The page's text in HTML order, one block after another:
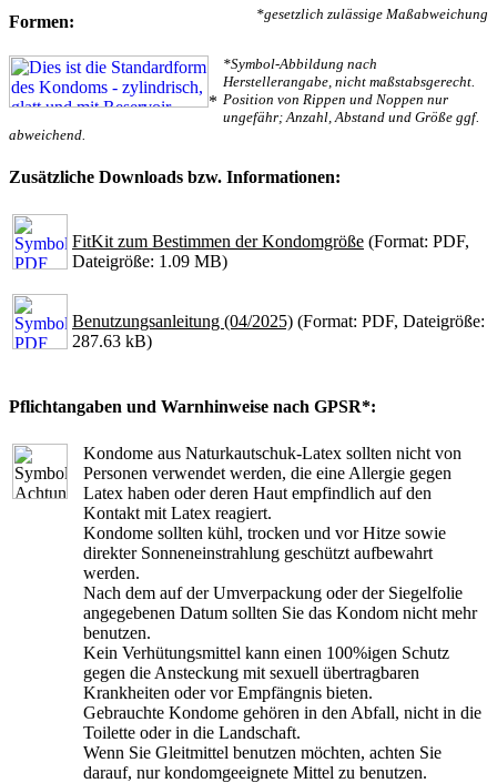
*gesetzlich zulässige Maßabweichung
Formen:
*
*Symbol-Abbildung nach
Herstellerangabe, nicht maßstabsgerecht.
Position von Rippen und Noppen nur
ungefähr; Anzahl, Abstand und Größe ggf.
abweichend.
Zusätzliche Downloads bzw. Informationen:
FitKit zum Bestimmen der Kondomgröße (Format: PDF,
Dateigröße: 1.09 MB)
Benutzungsanleitung (04/2025) (Format: PDF, Dateigröße:
287.63 kB)
Pflichtangaben und Warnhinweise nach GPSR*:
Kondome aus Naturkautschuk-Latex sollten nicht von
Personen verwendet werden, die eine Allergie gegen
Latex haben oder deren Haut empfindlich auf den
Kontakt mit Latex reagiert.
Kondome sollten kühl, trocken und vor Hitze sowie
direkter Sonneneinstrahlung geschützt aufbewahrt
werden.
Nach dem auf der Umverpackung oder der Siegelfolie
angegebenen Datum sollten Sie das Kondom nicht mehr
benutzen.
Kein Verhütungsmittel kann einen 100%igen Schutz
gegen die Ansteckung mit sexuell übertragbaren
Krankheiten oder vor Empfängnis bieten.
Gebrauchte Kondome gehören in den Abfall, nicht in die
Toilette oder in die Landschaft.
Wenn Sie Gleitmittel benutzen möchten, achten Sie
darauf, nur kondomgeeignete Mittel zu benutzen.